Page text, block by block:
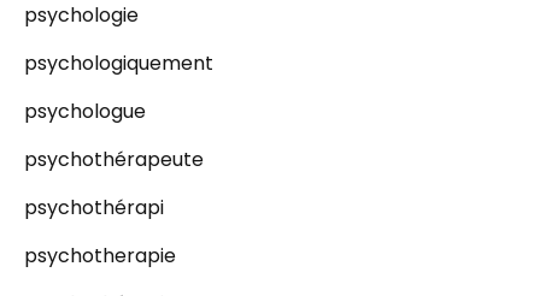
psychologie
psychologiquement
psychologue
psychothérapeute
psychothérapi
psychotherapie